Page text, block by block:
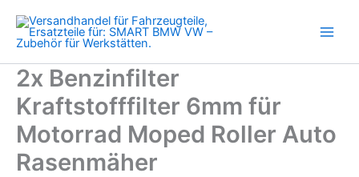
Inhalt
springen
2x Benzinfilter
Kraftstofffilter 6mm für
Motorrad Moped Roller Auto
Rasenmäher
Moped
Roller
Auto
Rasenmäher
Menge